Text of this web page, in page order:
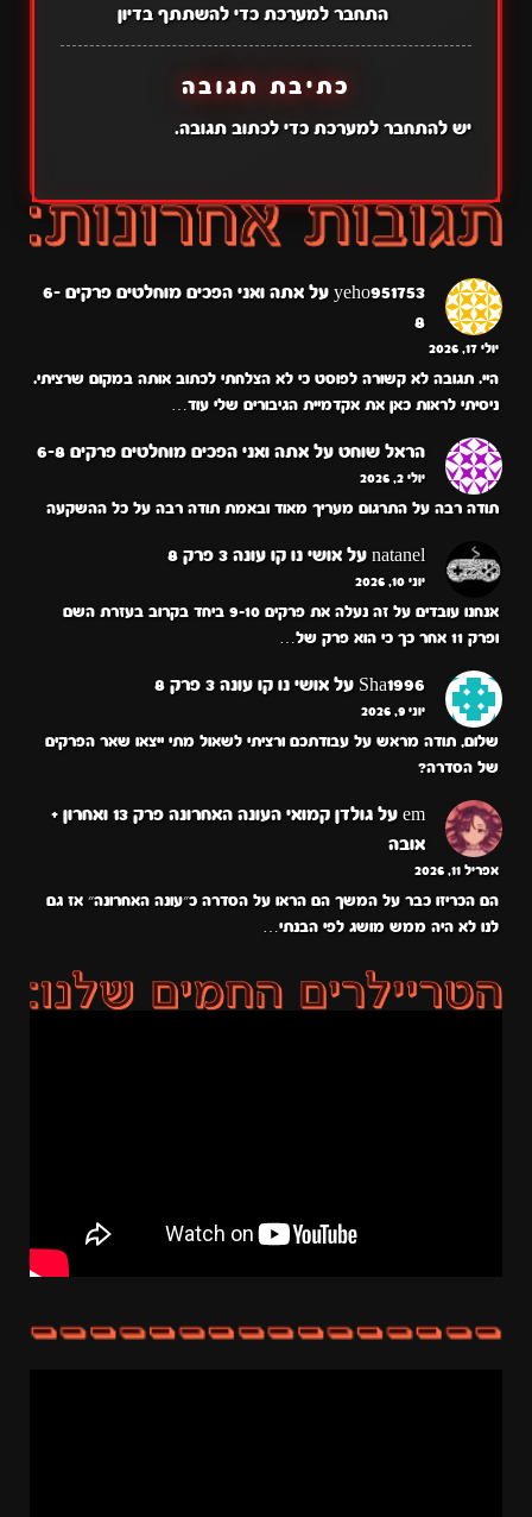
התחבר למערכת כדי להשתתף בדיון
כתיבת תגובה
יש להתחבר למערכתכדי לכתוב תגובה.
yeho951753 על
אתה ואני הפכים מוחלטים פרקים 6-
8
יולי 17, 2026
היי. תגובה לא קשורה לפוסט כי לא הצלחתי לכתוב אותה במקום שרציתי.
ניסיתי לראות כאן את אקדמיית הגיבורים שלי עוד…
הראל שוחט על אתה ואני הפכים מוחלטים פרקים 6-8
יולי 2, 2026
תודה רבה על התרגום מעריך מאוד ובאמת תודה רבה על כל ההשקעה
natanel על אושי נו קו עונה 3 פרק 8
יוני 10, 2026
אנחנו עובדים על זה נעלה את פרקים 9-10 ביחד בקרוב בעזרת השם
ופרק 11 אחר כך כי הוא פרק של…
Sha1996 על אושי נו קו עונה 3 פרק 8
יוני 9, 2026
שלום, תודה מראש על עבודתכם ורציתי לשאול מתי ייצאו שאר הפרקים
של הסדרה?
em על
גולדן קמואי העונה האחרונה פרק 13 ואחרון +
אובה
אפריל 11, 2026
הם הכריזו כבר על המשך הם הראו על הסדרה כ״עונה האחרונה״ אז גם
לנו לא היה ממש מושג לפי הבנתי…